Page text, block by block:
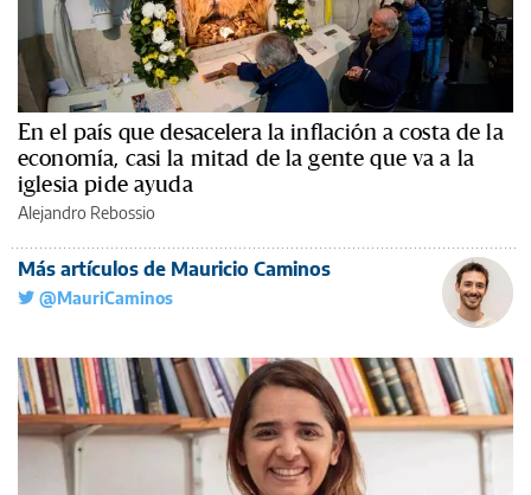
En el país que desacelera la inflación a costa de la
economía, casi la mitad de la gente que va a la
iglesia pide ayuda
Alejandro Rebossio
Más artículos de Mauricio Caminos
@MauriCaminos